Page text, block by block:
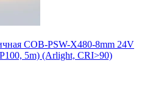
COB-PSW-X480-8mm 24V
5m) (Arlight, CRI>90)